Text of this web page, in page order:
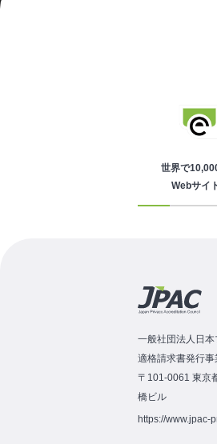
世界で
Webサイ
一般社団法人日
適格請求書発行
〒101-0061 東京
橋ビル
https://www.jpac-